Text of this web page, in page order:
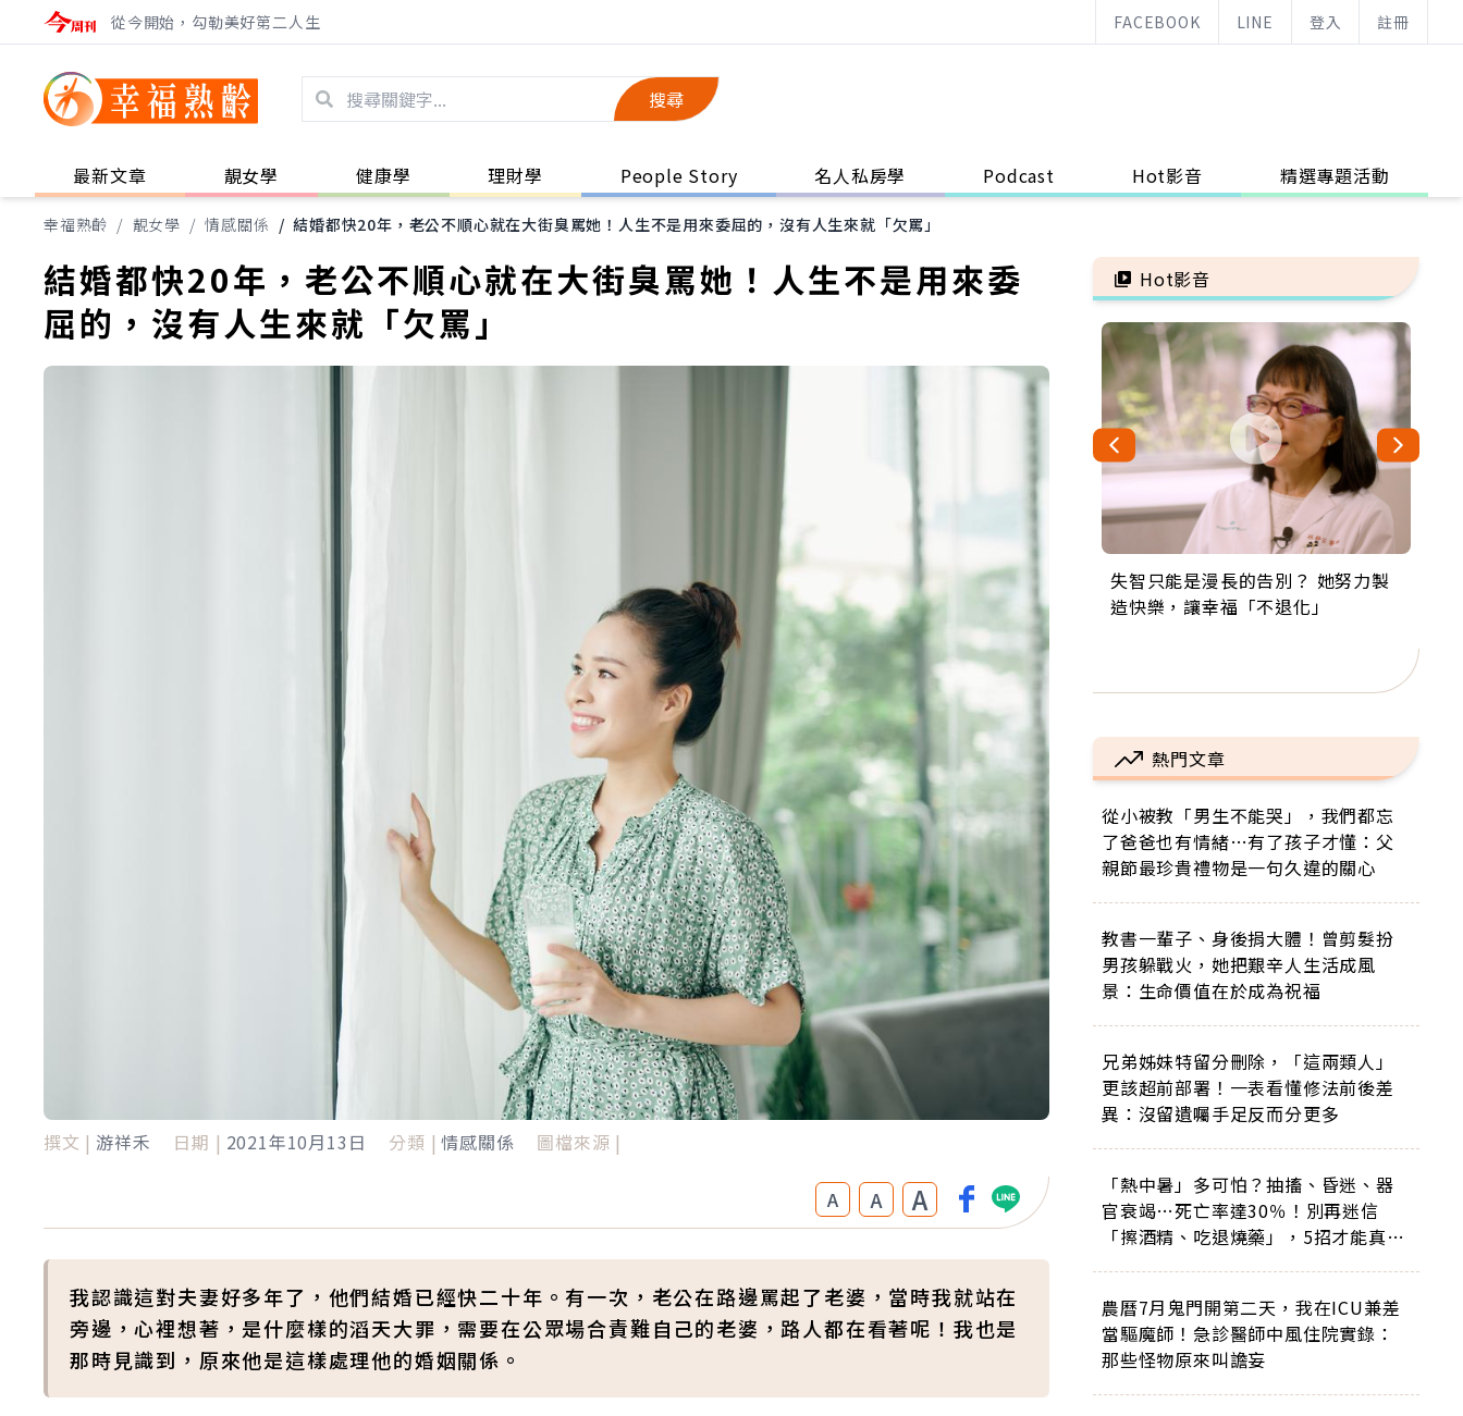
從今開始，勾勒美好第二人生 FACEBOOK LINE 登入 註冊
搜尋
最新文章 靚女學 健康學 理財學 People Story 名人私房學 Podcast Hot影音 精選專題活動
幸福熟齡 / 靚女學 / 情感關係 / 結婚都快20年，老公不順心就在大街臭罵她！人生不是用來委屈的，沒有人生來就「欠罵」
結婚都快20年，老公不順心就在大街臭罵她！人生不是用來委
屈的，沒有人生來就「欠罵」
撰文 | 游祥禾 日期 | 2021年10月13日 分類 | 情感關係 圖檔來源 |
A A A
我認識這對夫妻好多年了，他們結婚已經快二十年。有一次，老公在路邊罵起了老婆，當時我就站在
旁邊，心裡想著，是什麼樣的滔天大罪，需要在公眾場合責難自己的老婆，路人都在看著呢！我也是
那時見識到，原來他是這樣處理他的婚姻關係。
Hot影音
失智只能是漫長的告別？ 她努力製
造快樂，讓幸福「不退化」
來自剛果的巧克力神父 為台灣奉獻
36年 「台灣是我的家，我連作夢都
63歲卸矽谷副總、搬回台灣找快
樂！「蛋黃哥小丑」走進安養院，
104歲打破金氏世界紀錄 成為全球
最年長羽球選手，分享長壽的秘密
事業巔峰他選擇追夢…黑手阿伯拉
小提琴還登上小巨蛋！連CNN都大
熱門文章
從小被教「男生不能哭」，我們都忘
了爸爸也有情緒…有了孩子才懂：父
親節最珍貴禮物是一句久違的關心
教書一輩子、身後捐大體！曾剪髮扮
男孩躲戰火，她把艱辛人生活成風
景：生命價值在於成為祝福
兄弟姊妹特留分刪除，「這兩類人」
更該超前部署！一表看懂修法前後差
異：沒留遺囑手足反而分更多
「熱中暑」多可怕？抽搐、昏迷、器
官衰竭…死亡率達30％！別再迷信
「擦酒精、吃退燒藥」，5招才能真救
農曆7月鬼門開第二天，我在ICU兼差
當驅魔師！急診醫師中風住院實錄：
那些怪物原來叫譫妄